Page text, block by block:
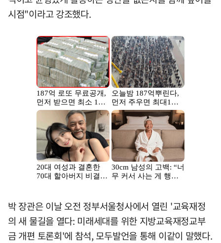
시점"이라고 강조했다.
박 장관은 이날 오전 정부서울청사에서 열린 '교육재정
의 새 물길을 열다: 미래세대를 위한 지방교육재정교부
금 개편 토론회'에 참석, 모두발언을 통해 이같이 말했다.